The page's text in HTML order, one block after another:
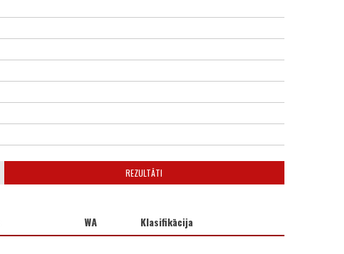
REZULTĀTI
WA Klasifikācija